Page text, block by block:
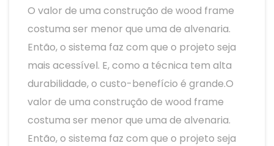
O valor de uma construção de wood frame
costuma ser menor que uma de alvenaria.
Então, o sistema faz com que o projeto seja
mais acessível. E, como a técnica tem alta
durabilidade, o custo-benefício é grande.O
valor de uma construção de wood frame
costuma ser menor que uma de alvenaria.
Então, o sistema faz com que o projeto seja